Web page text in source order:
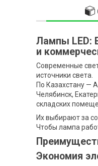
Лампы LED:
и
Современные
источники света.
По Казахстану —
Челябинск,
складских
Их выбирают за
Чтобы лампа
Экономия